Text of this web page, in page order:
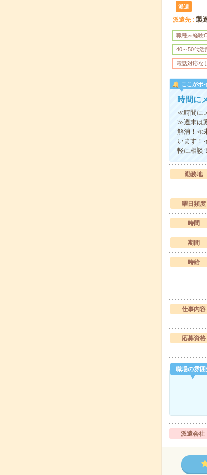
派遣
派遣先 製
職種未経験
40～50代活
電話対応な
ここがポ
時間に
≪時間に
≫週末は
解消！≪
います！
軽に相談
勤務地
曜日頻度
時間
期間
時給
仕事内容
応募資格
職場の雰
派遣会社